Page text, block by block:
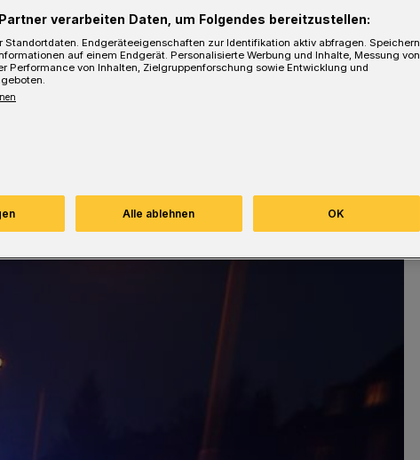
verarbeiten Daten, um Folgendes bereitzustellen:
Standortdaten. Endgeräteeigenschaften zur Identifikation aktiv abfragen. Speichern
auf einem Endgerät. Personalisierte Werbung und Inhalte, Messung von
Performance von Inhalten, Zielgruppenforschung sowie Entwicklung und
Alle ablehnen OK